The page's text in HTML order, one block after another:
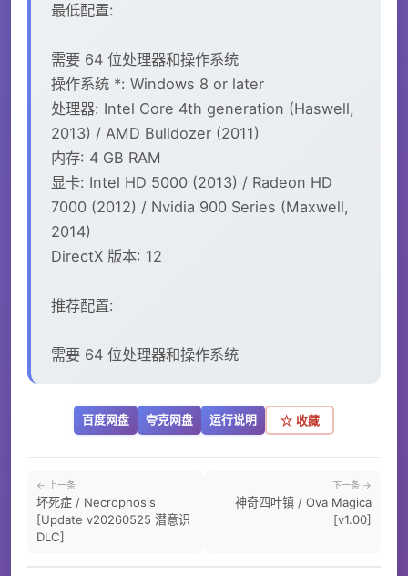
最低配置:
需要 64 位处理器和操作系统
操作系统 *: Windows 8 or later
处理器: Intel Core 4th generation (Haswell,
2013) / AMD Bulldozer (2011)
内存: 4 GB RAM
显卡: Intel HD 5000 (2013) / Radeon HD
7000 (2012) / Nvidia 900 Series (Maxwell,
2014)
DirectX 版本: 12
推荐配置:
需要 64 位处理器和操作系统
百度网盘 夸克网盘 运行说明 ☆ 收藏
← 上一条
坏死症 / Necrophosis
[Update v20260525 潜意识
DLC]
下一条 →
神奇四叶镇 / Ova Magica
[v1.00]